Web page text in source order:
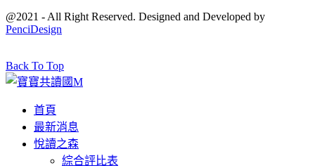
@2021 - All Right Reserved. Designed and Developed by
PenciDesign
Back To Top
首頁
最新消息
悅讀之森
綜合評比表